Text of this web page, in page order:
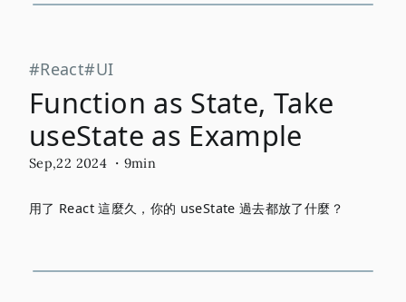
React UI
Function as State, Take
useState as Example
Sep,22 2024・9min
用了 React 這麼久，你的 useState 過去都放了什麼？